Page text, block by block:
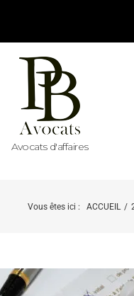
Avocats d'affaires
Vous êtes ici : ACCUEIL /